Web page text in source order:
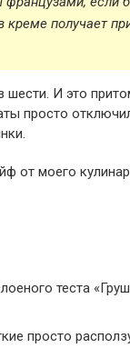
креме получает
И это
просто
от моего
теста
просто